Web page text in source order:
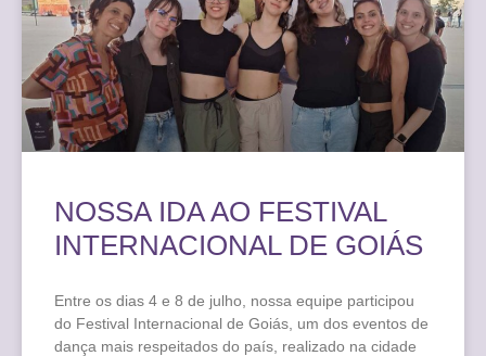
NOSSA IDA AO FESTIVAL
INTERNACIONAL DE GOIÁS
Entre os dias 4 e 8 de julho, nossa equipe participou
do Festival Internacional de Goiás, um dos eventos de
dança mais respeitados do país, realizado na cidade